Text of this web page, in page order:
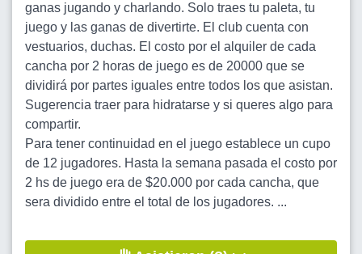
ganas jugando y charlando. Solo traes tu paleta, tu
juego y las ganas de divertirte. El club cuenta con
vestuarios, duchas. El costo por el alquiler de cada
cancha por 2 horas de juego es de 20000 que se
dividirá por partes iguales entre todos los que asistan.
Sugerencia traer para hidratarse y si queres algo para
compartir.
Para tener continuidad en el juego establece un cupo
de 12 jugadores. Hasta la semana pasada el costo por
2 hs de juego era de $20.000 por cada cancha, que
sera dividido entre el total de los jugadores. ...